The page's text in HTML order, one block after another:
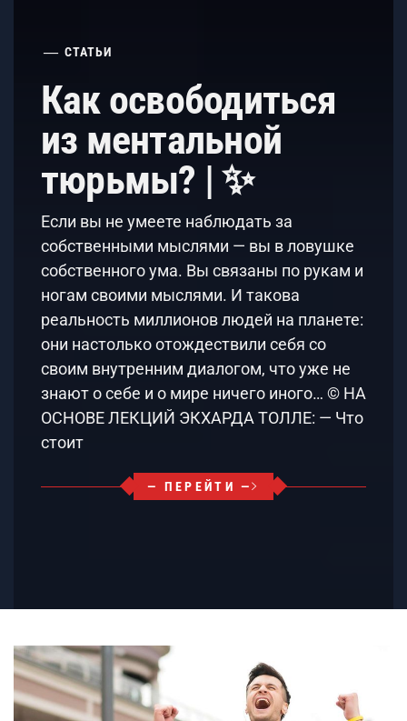
СТАТЬИ
Как освободиться
из ментальной
тюрьмы? | ✨
Если вы не умеете наблюдать за
собственными мыслями — вы в ловушке
собственного ума. Вы связаны по рукам и
ногам своими мыслями. И такова
реальность миллионов людей на планете:
они настолько отождествили себя со
своим внутренним диалогом, что уже не
знают о себе и о мире ничего иного… © НА
ОСНОВЕ ЛЕКЦИЙ ЭКХАРДА ТОЛЛЕ: — Что
стоит
— ПЕРЕЙТИ —